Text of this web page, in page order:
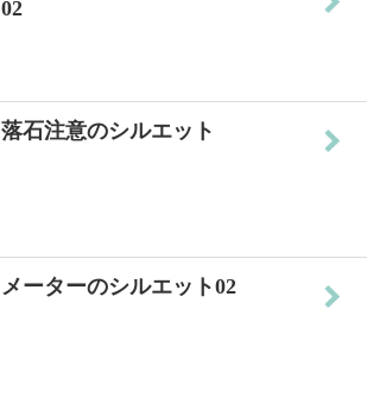
02
落石注意のシルエット
メーターのシルエット02